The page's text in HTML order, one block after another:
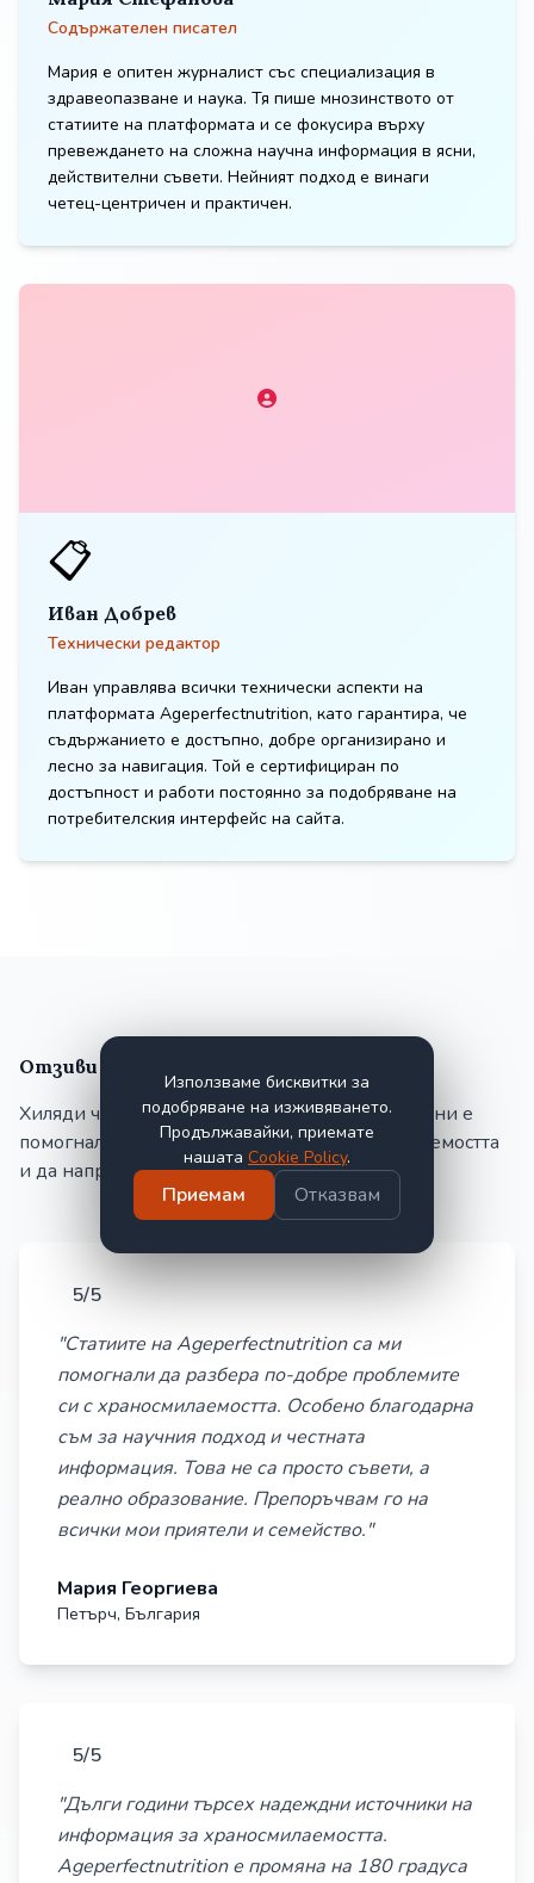
Содържателен писател
Мария е опитен журналист със специализация в
здравеопазване и наука. Тя пише мнозинството от
статиите на платформата и се фокусира върху
превеждането на сложна научна информация в ясни,
действителни съвети. Нейният подход е винаги
четец-центричен и практичен.
📋
Иван Добрев
Технически редактор
Иван управлява всички технически аспекти на
платформата Ageperfectnutrition, като гарантира, че
съдържанието е достъпно, добре организирано и
лесно за навигация. Той е сертифициран по
достъпност и работи постоянно за подобряване на
потребителския интерфейс на сайта.
Отзиви от нашите читатели
Хиляди читатели ни казват, че содържанието ни е
помогнало да разберат по-добре храносмилаемостта
и да направят по-здравословни избори.
5/5
"Статиите на Ageperfectnutrition са ми
помогнали да разбера по-добре проблемите
си с храносмилаемостта. Особено благодарна
съм за научния подход и честната
информация. Това не са просто съвети, а
реално образование. Препоръчвам го на
всички мои приятели и семейство."
Мария Георгиева
Петърч, България
5/5
"Дълги години търсех надеждни источники на
информация за храносмилаемостта.
Ageperfectnutrition е промяна на 180 градуса
Използваме бисквитки за
подобряване на изживяването.
Продължавайки, приемате
нашата Cookie Policy.
Приемам Отказвам